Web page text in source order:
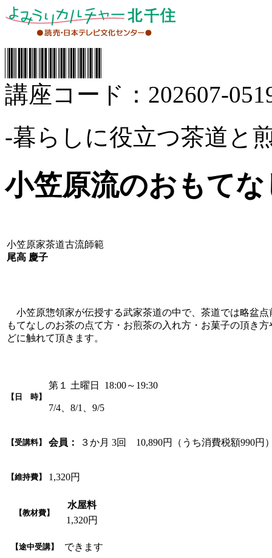
講座コード：202607-
‐暮らしに役立つ茶道と
小笠原流のおもてな
小笠原家茶道古流師範
尾高 慶子
小笠原惣領家が伝授する武家茶道の中で、茶道では略盆
もてなしのお茶の点て方・お煎茶の入れ方・お菓子の頂き
どに触れて頂きます。
【日 時】
第１ 土曜日 18:00～19:30
7/4、8/1、9/5
【受講料】 会員： ３か月 3回 10,890円（うち消費税額990円
【維持費】 1,320円
【教材費】
水屋料
1,320円
【途中受講】 できます